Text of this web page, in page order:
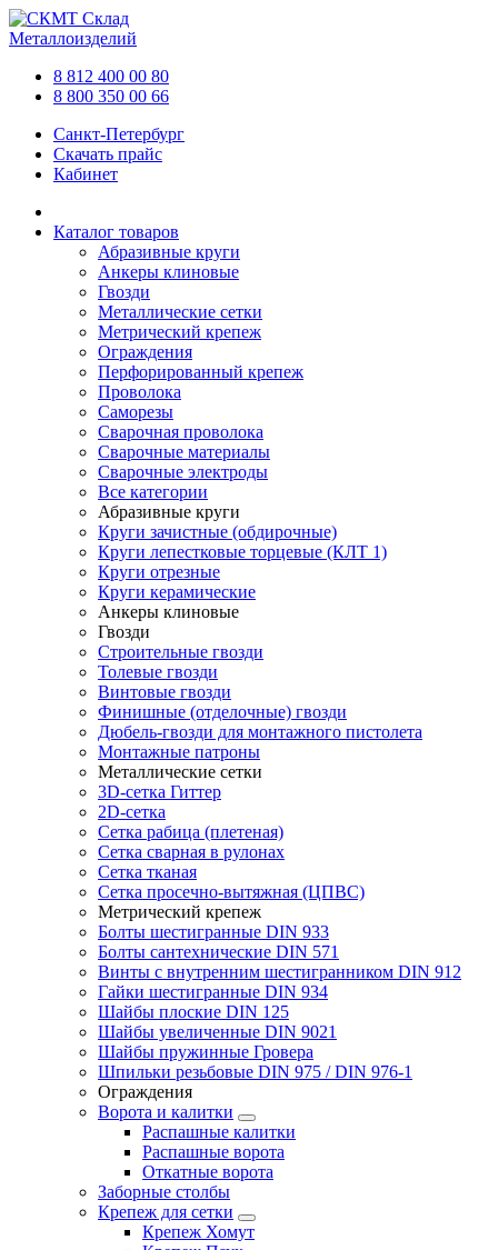
Склад
Металлоизделий
8 812 400 00 80
8 800 350 00 66
Санкт-Петербург
Скачать прайс
Кабинет
Каталог товаров
Абразивные круги
Анкеры клиновые
Гвозди
Металлические сетки
Метрический крепеж
Ограждения
Перфорированный крепеж
Проволока
Саморезы
Сварочная проволока
Сварочные материалы
Сварочные электроды
Все категории
Абразивные круги
Круги зачистные (обдирочные)
Круги лепестковые торцевые (КЛТ 1)
Круги отрезные
Круги керамические
Анкеры клиновые
Гвозди
Строительные гвозди
Толевые гвозди
Винтовые гвозди
Финишные (отделочные) гвозди
Дюбель-гвозди для монтажного пистолета
Монтажные патроны
Металлические сетки
3D-сетка Гиттер
2D-сетка
Сетка рабица (плетеная)
Сетка сварная в рулонах
Сетка тканая
Сетка просечно-вытяжная (ЦПВС)
Метрический крепеж
Болты шестигранные DIN 933
Болты сантехнические DIN 571
Винты с внутренним шестигранником DIN 912
Гайки шестигранные DIN 934
Шайбы плоские DIN 125
Шайбы увеличенные DIN 9021
Шайбы пружинные Гровера
Шпильки резьбовые DIN 975 / DIN 976-1
Ограждения
Ворота и калитки
Распашные калитки
Распашные ворота
Откатные ворота
Заборные столбы
Крепеж для сетки
Крепеж Хомут